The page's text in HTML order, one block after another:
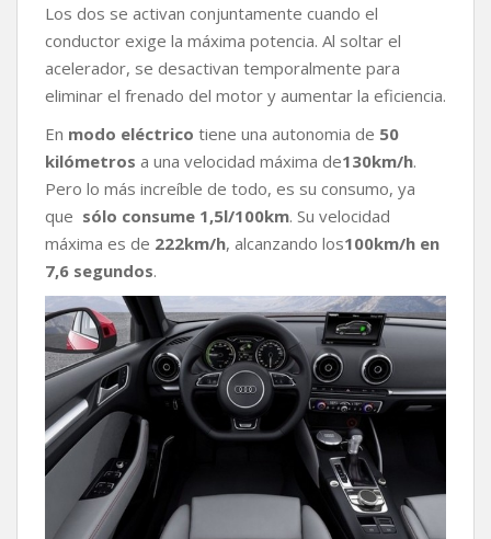
Los dos se activan conjuntamente cuando el
conductor exige la máxima potencia. Al soltar el
acelerador, se desactivan temporalmente para
eliminar el frenado del motor y aumentar la eficiencia.
En modo eléctrico tiene una autonomia de 50
kilómetros a una velocidad máxima de130km/h.
Pero lo más increíble de todo, es su consumo, ya
que sólo consume 1,5l/100km. Su velocidad
máxima es de 222km/h, alcanzando los100km/h en
7,6 segundos.